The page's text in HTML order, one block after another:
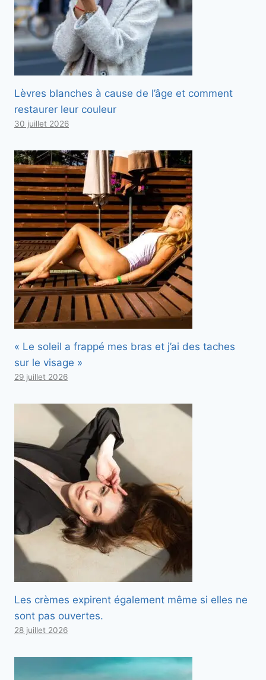
Lèvres blanches à cause de l’âge et comment
restaurer leur couleur
30 juillet 2026
« Le soleil a frappé mes bras et j’ai des taches
sur le visage »
29 juillet 2026
Les crèmes expirent également même si elles ne
sont pas ouvertes.
28 juillet 2026